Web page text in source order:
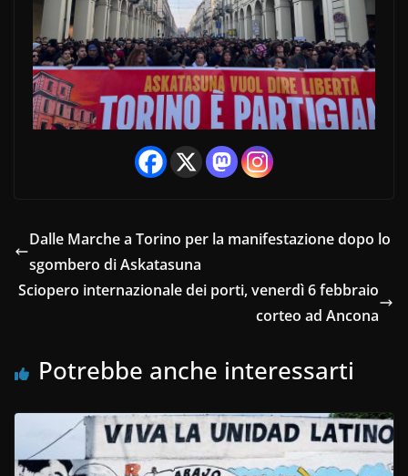
Dalle Marche a Torino per la manifestazione dopo lo
sgombero di Askatasuna
Sciopero internazionale dei porti, venerdì 6 febbraio
corteo ad Ancona
Potrebbe anche interessarti